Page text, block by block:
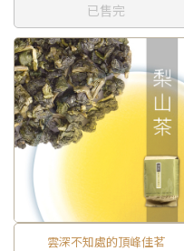
已售完
雲深不知處的頂峰佳茗